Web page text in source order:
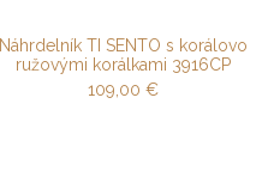
Náhrdelník TI SENTO s korálovo
ružovými korálkami 3916CP
109,00€